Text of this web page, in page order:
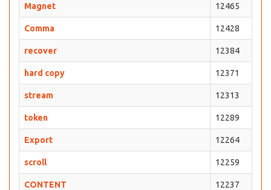
Magnet 12465
Comma 12428
recover 12384
hard copy 12371
stream 12313
token 12289
Export 12264
scroll 12259
CONTENT 12237